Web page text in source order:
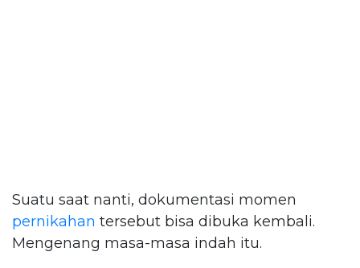
Suatu saat nanti, dokumentasi momen
pernikahan tersebut bisa dibuka kembali.
Mengenang masa-masa indah itu.